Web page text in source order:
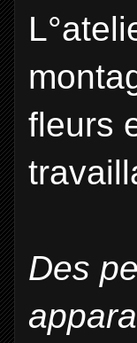
fleurs
Des